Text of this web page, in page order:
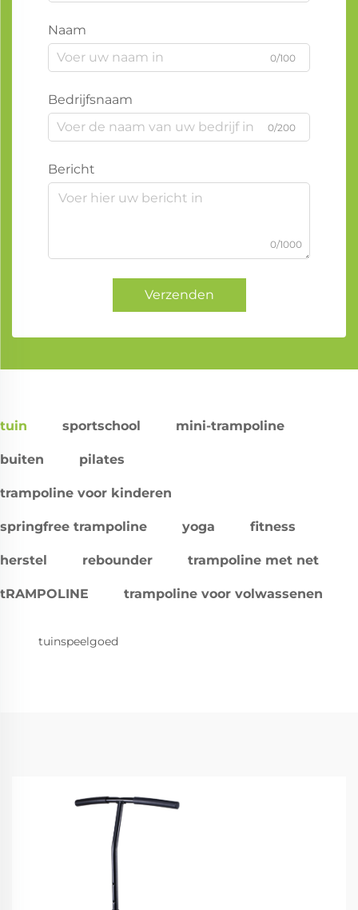
Naam
0/100
Bedrijfsnaam
0/200
Bericht
0/1000
Verzenden
tuin sportschool mini-trampoline
buiten pilates
trampoline voor kinderen
springfree trampoline yoga fitness
herstel rebounder trampoline met net
tRAMPOLINE trampoline voor volwassenen
tuinspeelgoed